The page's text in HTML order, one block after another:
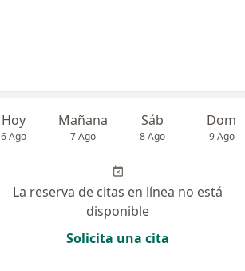
Hoy
6 Ago
Mañana
7 Ago
Sáb
8 Ago
Dom
9 Ago
La reserva de citas en línea no está
disponible
Solicita una cita